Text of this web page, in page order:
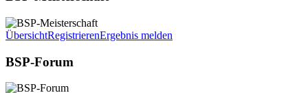
ÜbersichtRegistrierenErgebnis melden
BSP-Forum